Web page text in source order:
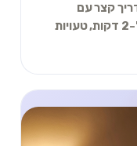
קצר עם
פרוטוקול של 5 דקות, תרגיל תכל׳ס ל-2 דקות, טעויות